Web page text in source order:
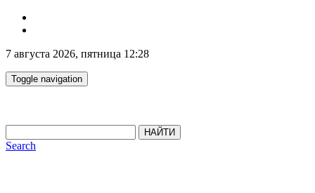
7 августа 2026, пятница 12:28
Toggle navigation
НАЙТИ
Search